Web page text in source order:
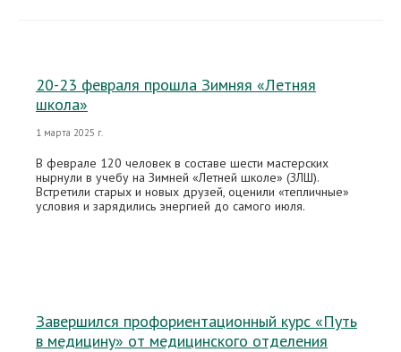
20-23 февраля прошла Зимняя «Летняя
школа»
1 марта 2025 г.
В феврале 120 человек в составе шести мастерских
нырнули в учебу на Зимней «Летней школе» (ЗЛШ).
Встретили старых и новых друзей, оценили «тепличные»
условия и зарядились энергией до самого июля.
Завершился профориентационный курс «Путь
в медицину» от медицинского отделения